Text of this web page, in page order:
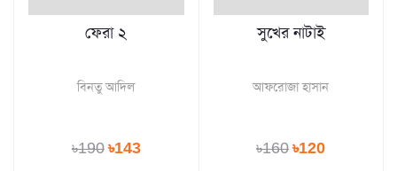
ফেরা ২
বিনতু আদিল
৳190৳143
সুখের নাটাই
আফরোজা হাসান
৳160৳120